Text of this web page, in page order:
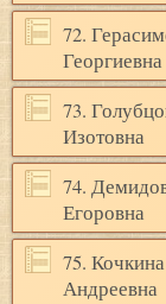
72.
Георгиевна
73.
Изотовна
74.
Егоровна
75.
Андреевна